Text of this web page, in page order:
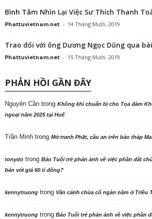
Bình Tâm Nhìn Lại Việc Sư Thích Thanh
Phattuvietnam.net - 14 Tháng Mười, 2019
Trao đổi với ông Dương Ngọc Dũng qua
Phattuvietnam.net - 15 Tháng Mười, 2019
PHẢN HỒI GẦN ĐÂY
Nguyên Cần trong Không khí chuẩn bị cho Tọa đàm
ngoại năm 2025 tại Huế
Trần Minh trong Mở tranh Phật, cầu an trên bảo tháp
tonydo trong Báo Tuổi trẻ phản ảnh về việc phần đất
bán với giá 60 tỉ đồng?
kennytruong trong Vãn cảnh chùa cổ ngàn năm ở Triều
kennytruong trong Báo Tuổi trẻ phản ảnh về việc phần